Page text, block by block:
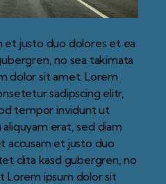
et justo duo dolores et ea
no sea takimata
dolor sit amet. Lorem
sadipscing elitr,
tempor invidunt ut
erat, sed diam
accusam et justo duo
clita kasd gubergren, no
Lorem ipsum dolor sit